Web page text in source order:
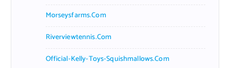
Morseysfarms.com
Riverviewtennis.com
Official-Kelly-Toys-Squishmallows.com